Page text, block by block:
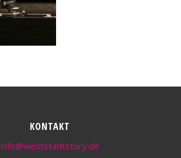
KONTAKT
info@weststadtstory.de